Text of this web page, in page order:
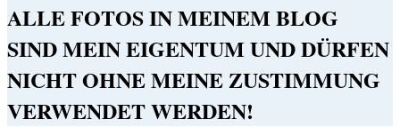
ALLE FOTOS IN MEINEM BLOG
SIND MEIN EIGENTUM UND DÜRFEN
NICHT OHNE MEINE ZUSTIMMUNG
VERWENDET WERDEN!